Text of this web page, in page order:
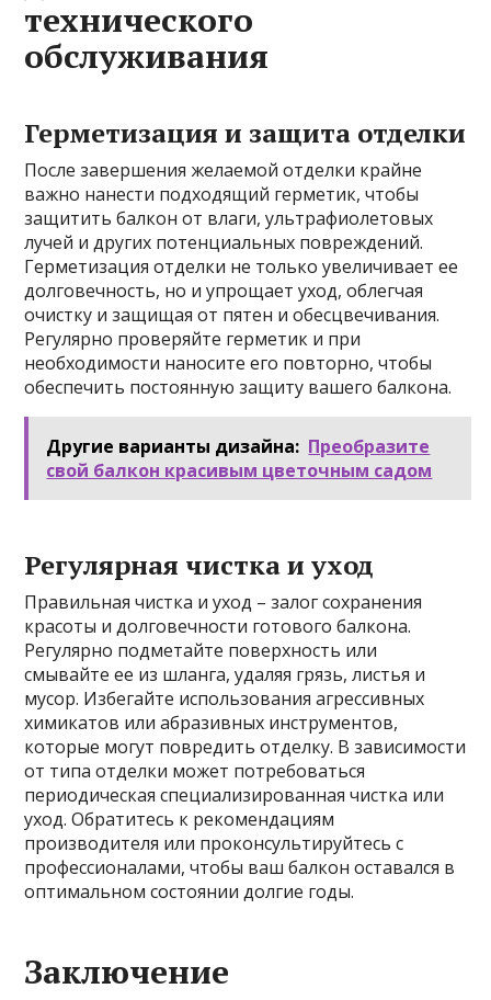
технического
обслуживания
Герметизация и защита отделки
После завершения желаемой отделки крайне
важно нанести подходящий герметик, чтобы
защитить балкон от влаги, ультрафиолетовых
лучей и других потенциальных повреждений.
Герметизация отделки не только увеличивает ее
долговечность, но и упрощает уход, облегчая
очистку и защищая от пятен и обесцвечивания.
Регулярно проверяйте герметик и при
необходимости наносите его повторно, чтобы
обеспечить постоянную защиту вашего балкона.
Другие варианты дизайна: Преобразите
свой балкон красивым цветочным садом
Регулярная чистка и уход
Правильная чистка и уход – залог сохранения
красоты и долговечности готового балкона.
Регулярно подметайте поверхность или
смывайте ее из шланга, удаляя грязь, листья и
мусор. Избегайте использования агрессивных
химикатов или абразивных инструментов,
которые могут повредить отделку. В зависимости
от типа отделки может потребоваться
периодическая специализированная чистка или
уход. Обратитесь к рекомендациям
производителя или проконсультируйтесь с
профессионалами, чтобы ваш балкон оставался в
оптимальном состоянии долгие годы.
Заключение